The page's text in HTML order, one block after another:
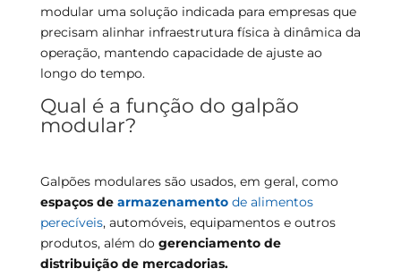
modular uma solução indicada para empresas que
precisam alinhar infraestrutura física à dinâmica da
operação, mantendo capacidade de ajuste ao
longo do tempo.
Qual é a função do galpão
modular?
Galpões modulares são usados, em geral, como
espaços de armazenamentode alimentos
perecíveis, automóveis, equipamentos e outros
produtos, além do gerenciamento de
distribuição de mercadorias.